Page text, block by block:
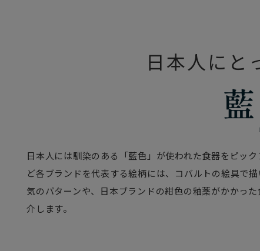
日本人にと
日本人には馴染のある「藍色」が使われた食器をピッ
ど各ブランドを代表する絵柄には、コバルトの絵具で
気のパターンや、日本ブランドの紺色の釉薬がかかっ
介します。